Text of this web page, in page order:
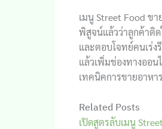
เมนู Street Food ข
พิสูจน์แล้วว่าลูกค้าติด
และตอบโจทย์คนเร่ง
แล้วเพิ่มช่องทางออน
เทคนิคการขายอาหา
Related Posts
เปิดสูตรลับเมนู